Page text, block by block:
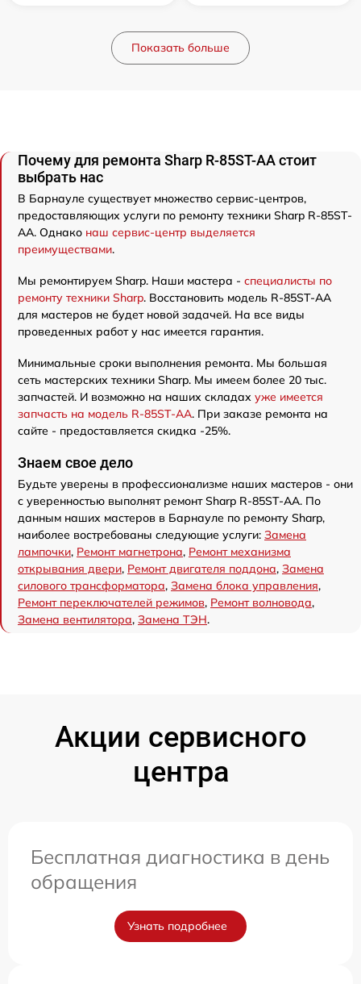
Показать больше
Почему для ремонта Sharp R-85ST-AA стоит
выбрать нас
В Барнауле существует множество сервис-центров,
предоставляющих услуги по ремонту техники Sharp R-85ST-
AA. Однако наш сервис-центр выделяется
преимуществами.
Мы ремонтируем Sharp. Наши мастера - специалисты по
ремонту техники Sharp. Восстановить модель R-85ST-AA
для мастеров не будет новой задачей. На все виды
проведенных работ у нас имеется гарантия.
Минимальные сроки выполнения ремонта. Мы большая
сеть мастерских техники Sharp. Мы имеем более 20 тыс.
запчастей. И возможно на наших складах уже имеется
запчасть на модель R-85ST-AA. При заказе ремонта на
сайте - предоставляется скидка -25%.
Знаем свое дело
Будьте уверены в профессионализме наших мастеров - они
с уверенностью выполнят ремонт Sharp R-85ST-AA. По
данным наших мастеров в Барнауле по ремонту Sharp,
наиболее востребованы следующие услуги: Замена
лампочки, Ремонт магнетрона, Ремонт механизма
открывания двери, Ремонт двигателя поддона, Замена
силового трансформатора, Замена блока управления,
Ремонт переключателей режимов, Ремонт волновода,
Замена вентилятора, Замена ТЭН.
Акции сервисного
центра
Бесплатная диагностика в день
обращения
Узнать подробнее